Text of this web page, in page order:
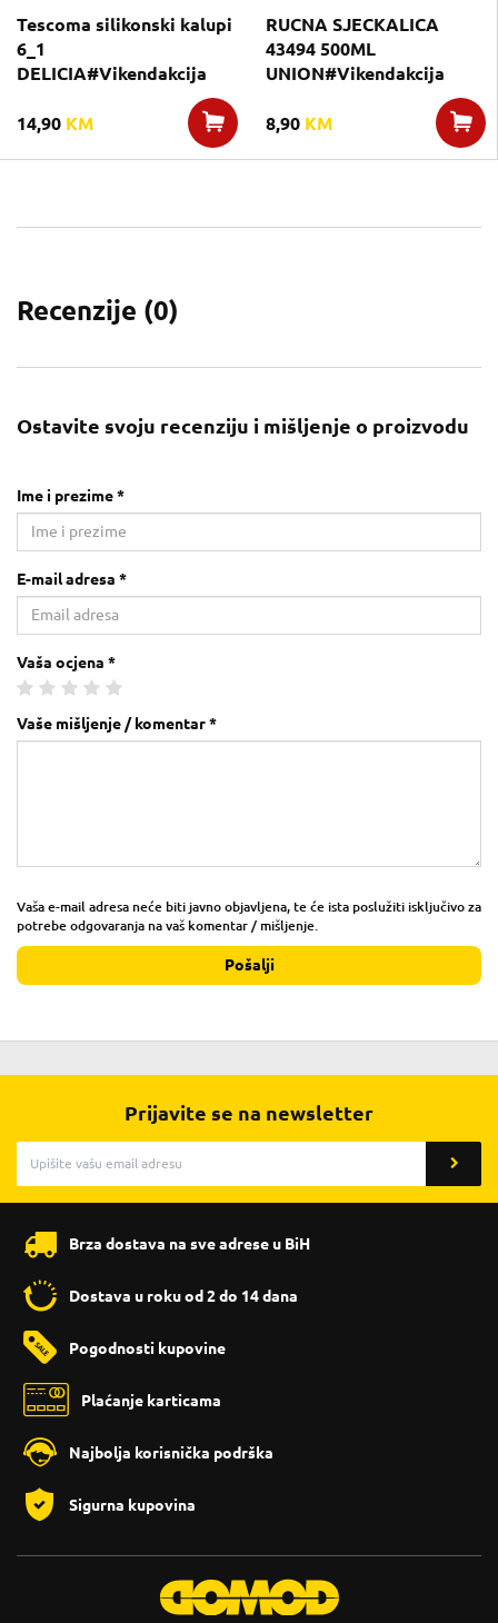
Tescoma silikonski kalupi
6_1
DELICIA#Vikendakcija
14,90 KM
RUCNA SJECKALICA
43494 500ML
UNION#Vikendakcija
8,90 KM
Recenzije (0)
Ostavite svoju recenziju i mišljenje o proizvodu
Ime i prezime *
E-mail adresa *
Vaša ocjena *
Vaše mišljenje / komentar *
Vaša e-mail adresa neće biti javno objavljena, te će ista poslužiti isključivo za
potrebe odgovaranja na vaš komentar / mišljenje.
Pošalji
Prijavite se na newsletter
Brza dostava na sve adrese u BiH
Dostava u roku od 2 do 14 dana
Pogodnosti kupovine
Plaćanje karticama
Najbolja korisnička podrška
Sigurna kupovina